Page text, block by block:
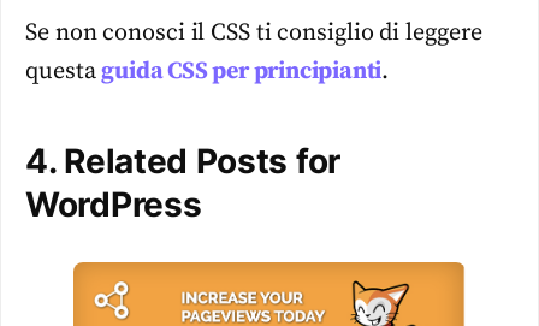
Se non conosci il CSS ti consiglio di leggere
questaguida CSS per principianti.
4. Related Posts for
WordPress